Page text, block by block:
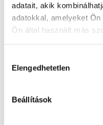
adatait, akik
adatokkal, amelyeket
Ön által használt más
kiválasztása
Elengedhetetlen
Beállítások
Hozzászóláshoz
Bejelentkezés után
beszélgetéshez.
Státusz